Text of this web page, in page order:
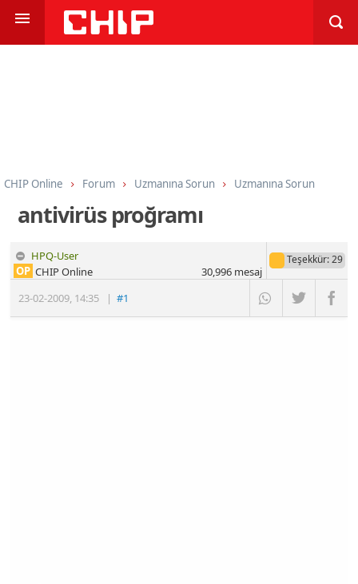
CHIP Online Forum Uzmanına Sorun Uzmanına Sorun
antivirüs proğramı
HPQ-User
23-02-2009, 14:35 |#1
OP CHIP Online
Teşekkür: 29
30,996mesaj